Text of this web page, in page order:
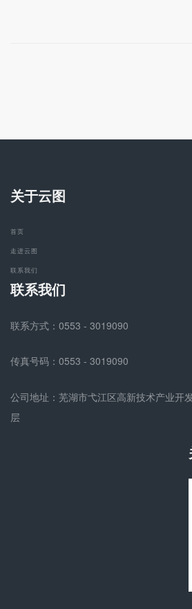
关于云图
首页
走进云图
联系我们
联系我们
联系方式：0553 - 3019090
传真号码：0553 - 3019090
公司地址：芜湖市弋江区高新技术产业开
层